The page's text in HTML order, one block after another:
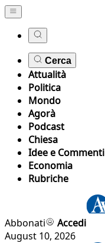
Cerca
Attualità
Politica
Mondo
Agorà
Podcast
Chiesa
Idee e Commenti
Economia
Rubriche
Abbonati
Accedi
August 10, 2026